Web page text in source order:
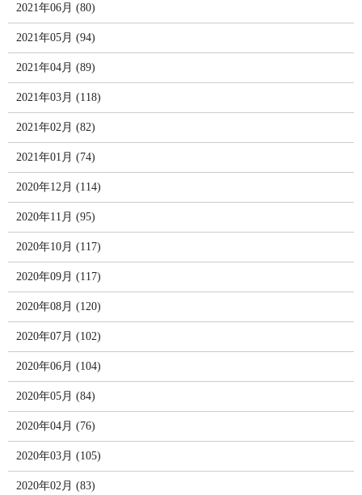
2021年06月 (80)
2021年05月 (94)
2021年04月 (89)
2021年03月 (118)
2021年02月 (82)
2021年01月 (74)
2020年12月 (114)
2020年11月 (95)
2020年10月 (117)
2020年09月 (117)
2020年08月 (120)
2020年07月 (102)
2020年06月 (104)
2020年05月 (84)
2020年04月 (76)
2020年03月 (105)
2020年02月 (83)